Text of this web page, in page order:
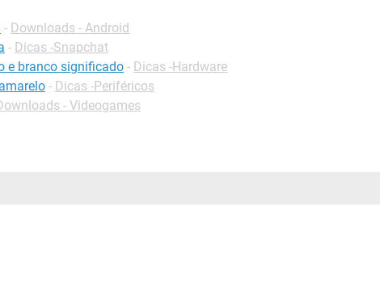
- Downloads - Android
- Dicas -Snapchat
e branco significado - Dicas -Hardware
- Dicas -Periféricos
- Videogames